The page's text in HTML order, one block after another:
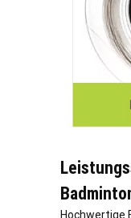
Hochwertige